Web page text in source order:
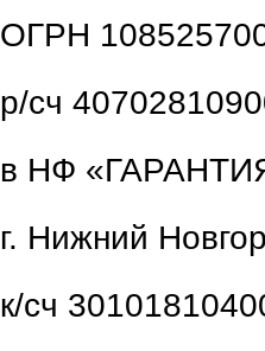
ОГРН
р/сч
в НФ
г. Нижний
к/сч